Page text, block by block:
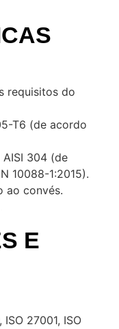
requisitos do
T6 (de acordo
304 (de
10088-1:2015).
ao convés.
E
27001, ISO